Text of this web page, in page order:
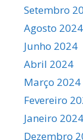
Setembro
Agosto 2024
Junho 2024
Abril 2024
Março 2024
Fevereiro
Janeiro 2024
Dezembro